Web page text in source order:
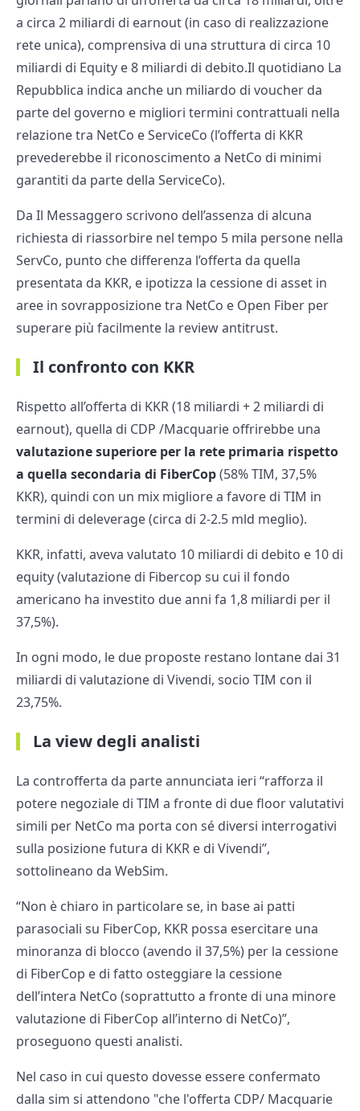
a circa 2 miliardi di earnout (in caso di realizzazione
rete unica), comprensiva di una struttura di circa 10
miliardi di Equity e 8 miliardi di debito.Il quotidiano La
Repubblica indica anche un miliardo di voucher da
parte del governo e migliori termini contrattuali nella
relazione tra NetCo e ServiceCo (l’offerta di KKR
prevederebbe il riconoscimento a NetCo di minimi
garantiti da parte della ServiceCo).
Da Il Messaggero scrivono dell’assenza di alcuna
richiesta di riassorbire nel tempo 5 mila persone nella
ServCo, punto che differenza l’offerta da quella
presentata da KKR, e ipotizza la cessione di asset in
aree in sovrapposizione tra NetCo e Open Fiber per
superare più facilmente la review antitrust.
Il confronto con KKR
Rispetto all’offerta di KKR (18 miliardi + 2 miliardi di
earnout), quella di CDP /Macquarie offrirebbe una
valutazione superiore per la rete primaria rispetto
a quella secondaria di FiberCop(58% TIM, 37,5%
KKR), quindi con un mix migliore a favore di TIM in
termini di deleverage (circa di 2-2.5 mld meglio).
KKR, infatti, aveva valutato 10 miliardi di debito e 10 di
equity (valutazione di Fibercop su cui il fondo
americano ha investito due anni fa 1,8 miliardi per il
37,5%).
In ogni modo, le due proposte restano lontane dai 31
miliardi di valutazione di Vivendi, socio TIM con il
23,75%.
La view degli analisti
La controfferta da parte annunciata ieri “rafforza il
potere negoziale di TIM a fronte di due floor valutativi
simili per NetCo ma porta con sé diversi interrogativi
sulla posizione futura di KKR e di Vivendi”,
sottolineano da WebSim.
“Non è chiaro in particolare se, in base ai patti
parasociali su FiberCop, KKR possa esercitare una
minoranza di blocco (avendo il 37,5%) per la cessione
di FiberCop e di fatto osteggiare la cessione
dell’intera NetCo (soprattutto a fronte di una minore
valutazione di FiberCop all’interno di NetCo)”,
proseguono questi analisti.
Nel caso in cui questo dovesse essere confermato
dalla sim si attendono "che l'offerta CDP/ Macquarie